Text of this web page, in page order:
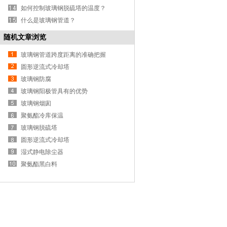
如何控制玻璃钢脱硫塔的温度？
什么是玻璃钢管道？
随机文章浏览
玻璃钢管道跨度距离的准确把握
圆形逆流式冷却塔
玻璃钢防腐
玻璃钢阳极管具有的优势
玻璃钢烟囱
聚氨酯冷库保温
玻璃钢脱硫塔
圆形逆流式冷却塔
湿式静电除尘器
聚氨酯黑白料